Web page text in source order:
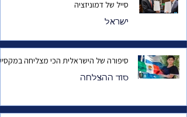
סייל של דמוניזציה
ישראל
סיפורה של הישראלית הכי מצליחה
סוד ההצלחה